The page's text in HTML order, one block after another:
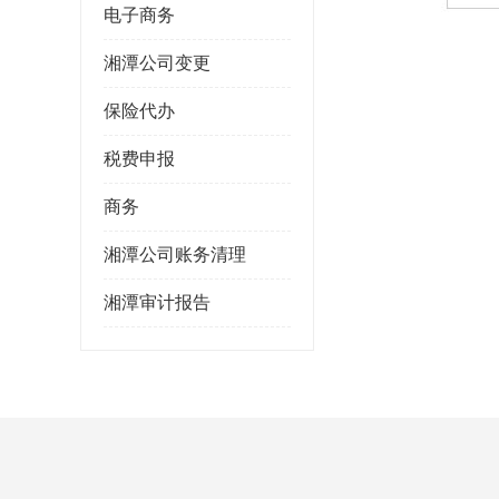
电子商务
湘潭公司变更
保险代办
税费申报
商务
湘潭公司账务清理
湘潭审计报告